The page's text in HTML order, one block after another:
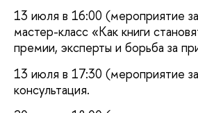
13 июля в 16:00 (мероприятие
мастер-класс «Как книги
премии, эксперты и борьба за
13 июля в 17:30 (мероприятие
консультация.